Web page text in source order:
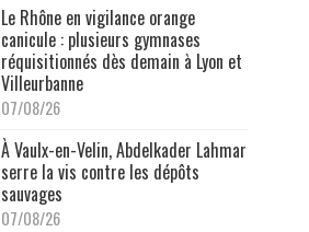
Le Rhône en vigilance orange
canicule : plusieurs gymnases
réquisitionnés dès demain à Lyon et
Villeurbanne
07/08/26
À Vaulx-en-Velin, Abdelkader Lahmar
serre la vis contre les dépôts
sauvages
07/08/26